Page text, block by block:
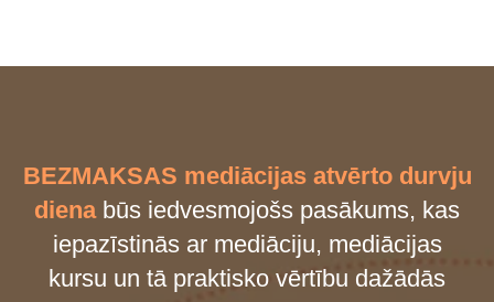
BEZMAKSAS mediācijas atvērto durvju
diena būs iedvesmojošs pasākums, kas
iepazīstinās ar mediāciju, mediācijas
kursu un tā praktisko vērtību dažādās